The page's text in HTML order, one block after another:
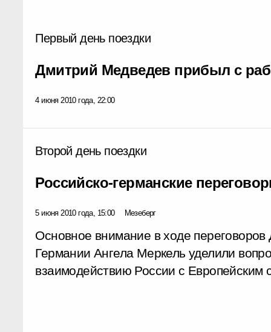
Первый день поездки
Дмитрий Медведев прибыл с
4 июня 2010 года, 22:00
Второй день поездки
Российско-германские
5 июня 2010 года, 15:00 Мезеберг
Основное внимание в ходе
Германии Ангела Меркель уделили
взаимодействию России с Европейским